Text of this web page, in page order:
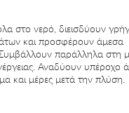
στο νερό, διεισδύουν
και προσφέρουν άμεσα
παράλληλα στη
Αναδύουν υπέροχο
και μέρες μετά την πλύση.